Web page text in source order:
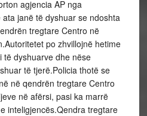
agjencia AP nga
janë të dyshuar se ndoshta
tregtare Centro në
po zhvillojnë hetime
të dyshuarve dhe nëse
të tjerë.Policia thotë se
në qendrën tregtare Centro
në afërsi, pasi ka marrë
inteligjencës.Qendra tregtare